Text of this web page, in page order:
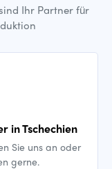
Ihr Partner für
in Tschechien
Sie uns an oder
gerne.